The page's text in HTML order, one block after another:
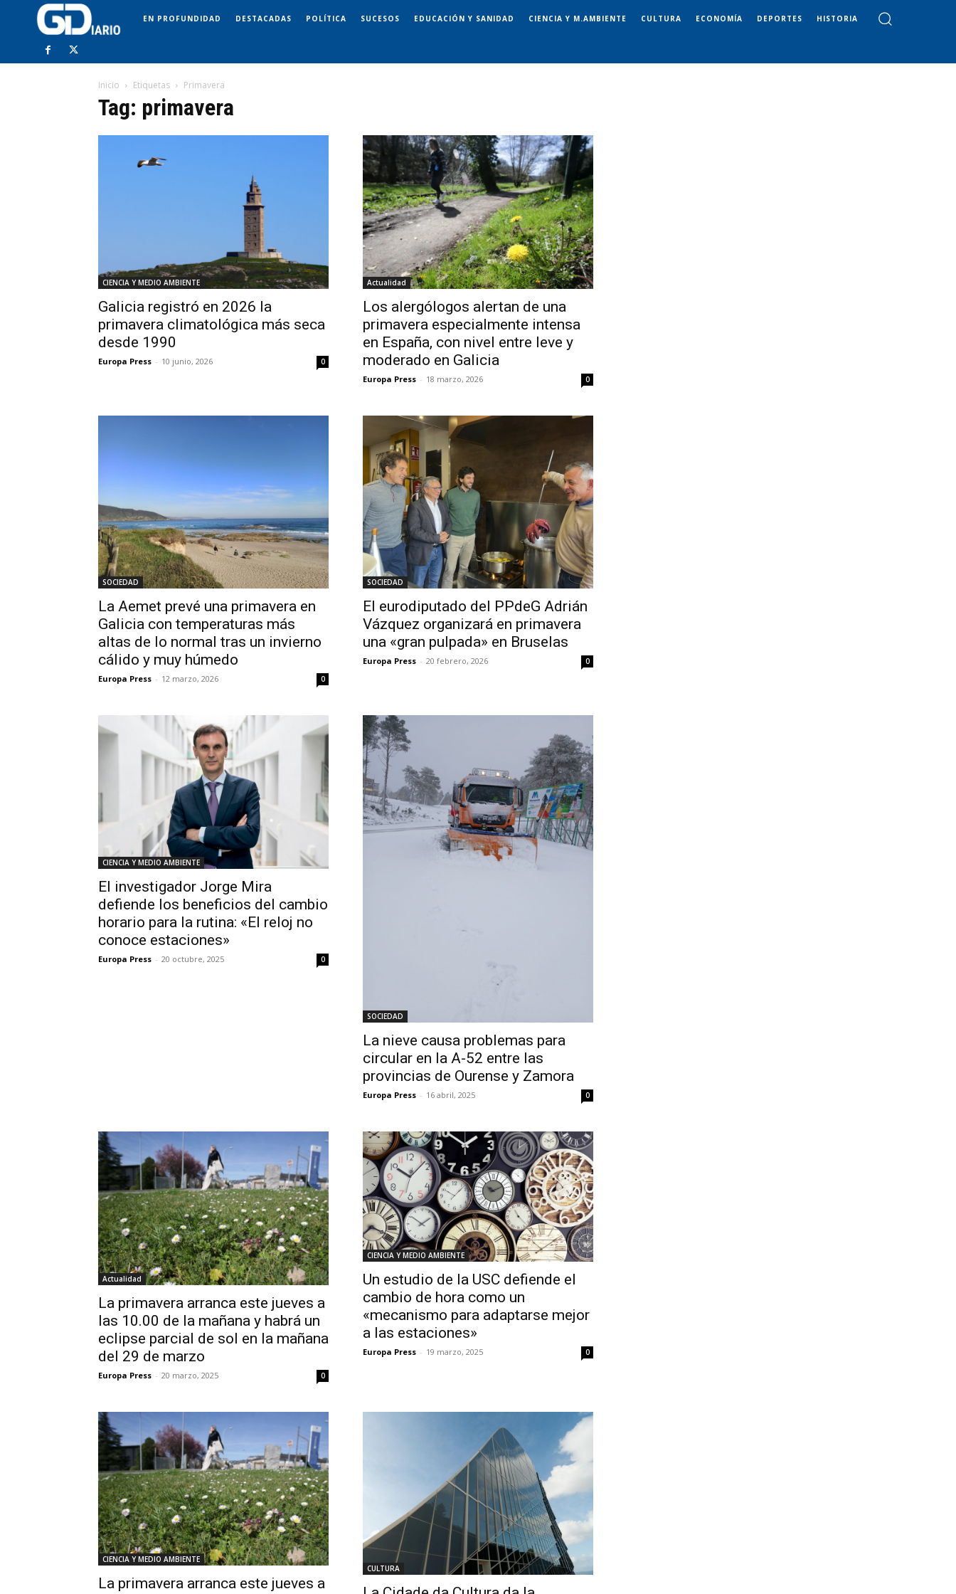
EN PROFUNDIDAD DESTACADAS POLÍTICA SUCESOS EDUCACIÓN Y SANIDAD CIENCIA Y M.AMBIENTE CULTURA ECONOMÍA DEPORTES HISTORIA
Inicio Etiquetas Primavera
Tag: primavera
CIENCIA Y MEDIO AMBIENTE
Galicia registró en 2026 la
primavera climatológica más seca
desde 1990
Europa Press - 10 junio, 2026 0
Actualidad
Los alergólogos alertan de una
primavera especialmente intensa
en España, con nivel entre leve y
moderado en Galicia
Europa Press - 18 marzo, 2026 0
SOCIEDAD
La Aemet prevé una primavera en
Galicia con temperaturas más
altas de lo normal tras un invierno
cálido y muy húmedo
Europa Press - 12 marzo, 2026 0
SOCIEDAD
El eurodiputado del PPdeG Adrián
Vázquez organizará en primavera
una «gran pulpada» en Bruselas
Europa Press - 20 febrero, 2026 0
CIENCIA Y MEDIO AMBIENTE
El investigador Jorge Mira
defiende los beneficios del cambio
horario para la rutina: «El reloj no
conoce estaciones»
Europa Press - 20 octubre, 2025 0
SOCIEDAD
La nieve causa problemas para
circular en la A-52 entre las
provincias de Ourense y Zamora
Europa Press - 16 abril, 2025 0
Actualidad
La primavera arranca este jueves a
las 10.00 de la mañana y habrá un
eclipse parcial de sol en la mañana
del 29 de marzo
Europa Press - 20 marzo, 2025 0
CIENCIA Y MEDIO AMBIENTE
Un estudio de la USC defiende el
cambio de hora como un
«mecanismo para adaptarse mejor
a las estaciones»
Europa Press - 19 marzo, 2025 0
CIENCIA Y MEDIO AMBIENTE
La primavera arranca este jueves a
CULTURA